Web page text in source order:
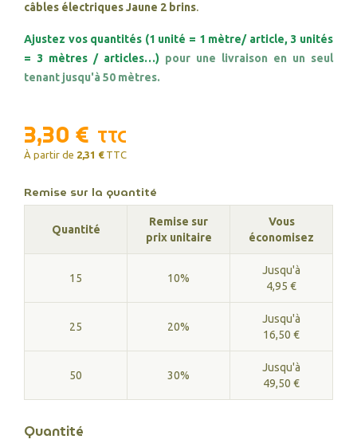
câbles électriques Jaune 2 brins.
Ajustez vos quantités (1 unité = 1 mètre/ article, 3 unités
= 3 mètres / articles…) pour une livraison en un seul
tenant jusqu'à 50 mètres.
3,30 € TTC
À partir de 2,31 € TTC
Remise sur la quantité
Quantité
Remise sur
prix unitaire
Vous
économisez
15 10%
Jusqu'à
4,95 €
25 20%
Jusqu'à
16,50 €
50 30%
Jusqu'à
49,50 €
Quantité